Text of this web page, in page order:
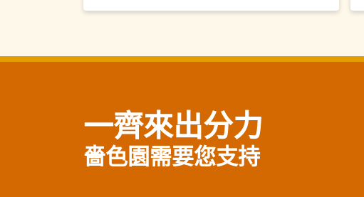
一齊來出分力
嗇色園需要您支持